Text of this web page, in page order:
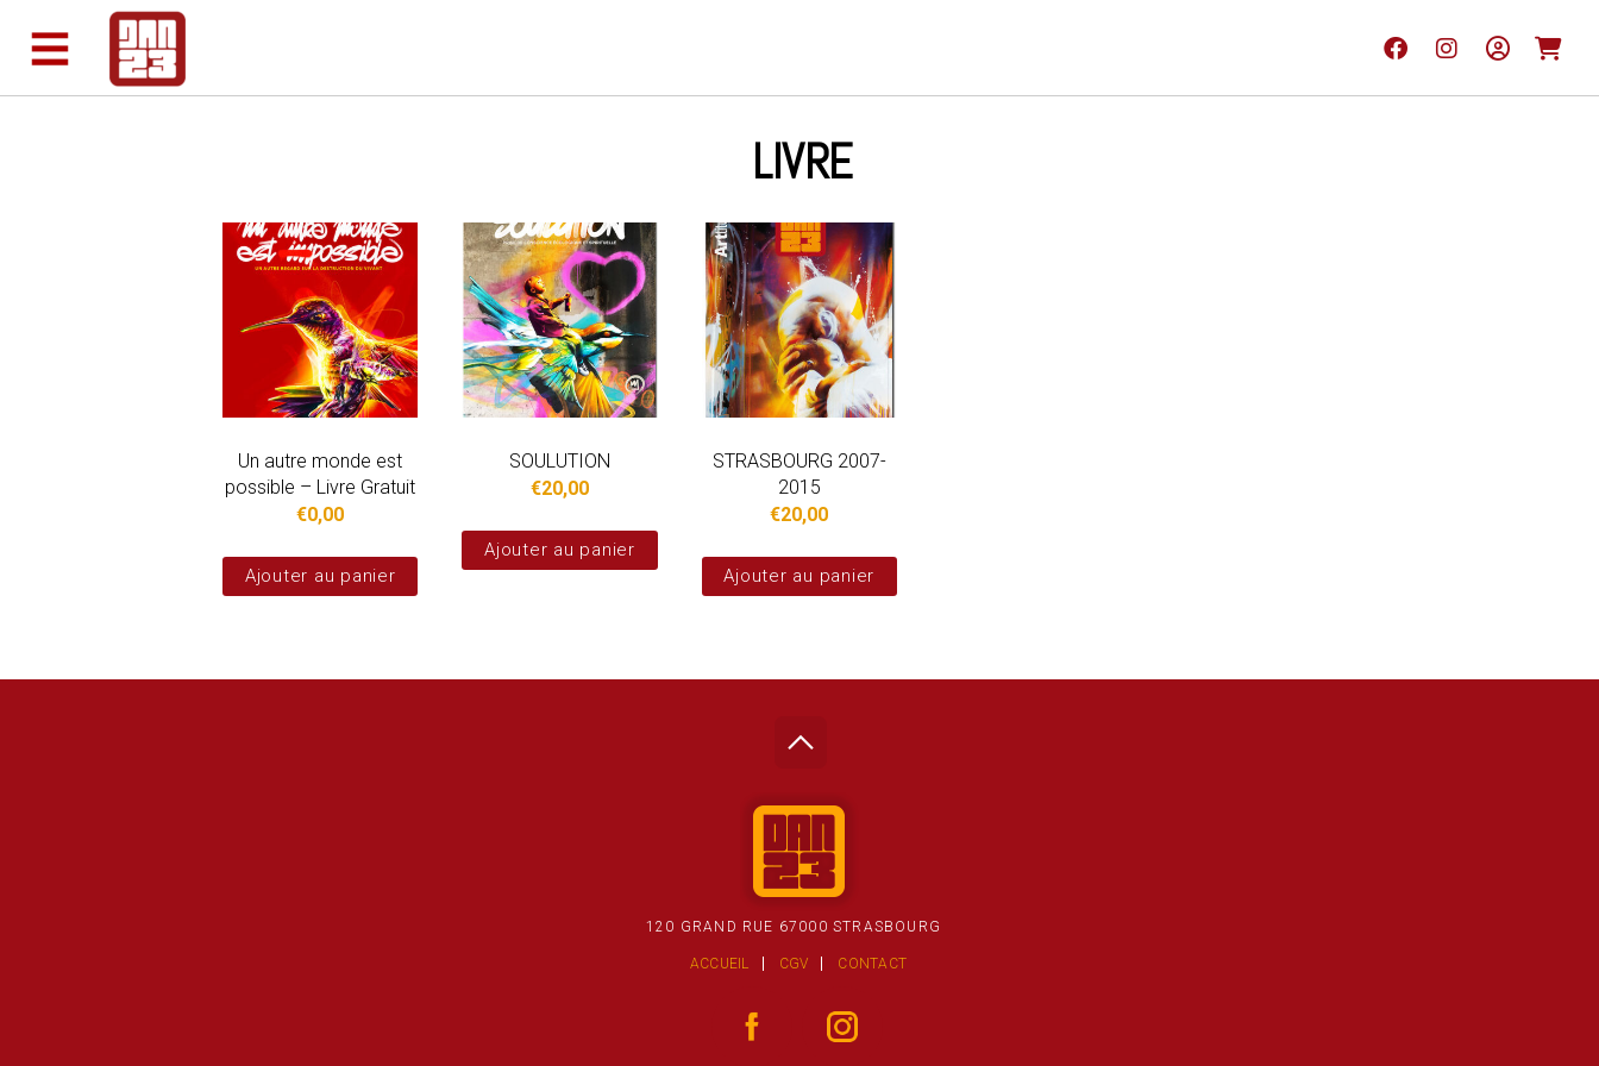
LIVRE
Un autre monde est
possible – Livre Gratuit
€0,00
Ajouter au panier
SOULUTION
€20,00
Ajouter au panier
STRASBOURG 2007-
2015
€20,00
Ajouter au panier
120 GRAND RUE 67000 STRASBOURG
ACCUEIL CGV CONTACT